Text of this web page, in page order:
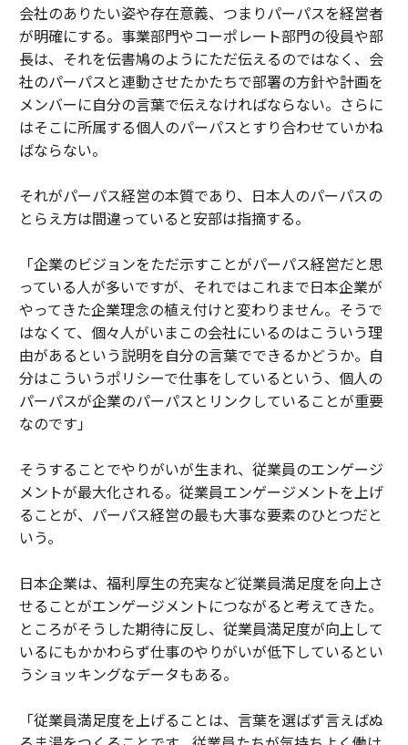
会社のありたい姿や存在意義、つまりパーパスを経営者
が明確にする。事業部門やコーポレート部門の役員や部
長は、それを伝書鳩のようにただ伝えるのではなく、会
社のパーパスと連動させたかたちで部署の方針や計画を
メンバーに自分の言葉で伝えなければならない。さらに
はそこに所属する個人のパーパスとすり合わせていかね
ばならない。
それがパーパス経営の本質であり、日本人のパーパスの
とらえ方は間違っていると安部は指摘する。
「企業のビジョンをただ示すことがパーパス経営だと思
っている人が多いですが、それではこれまで日本企業が
やってきた企業理念の植え付けと変わりません。そうで
はなくて、個々人がいまこの会社にいるのはこういう理
由があるという説明を自分の言葉でできるかどうか。自
分はこういうポリシーで仕事をしているという、個人の
パーパスが企業のパーパスとリンクしていることが重要
なのです」
そうすることでやりがいが生まれ、従業員のエンゲージ
メントが最大化される。従業員エンゲージメントを上げ
ることが、パーパス経営の最も大事な要素のひとつだと
いう。
日本企業は、福利厚生の充実など従業員満足度を向上さ
せることがエンゲージメントにつながると考えてきた。
ところがそうした期待に反し、従業員満足度が向上して
いるにもかかわらず仕事のやりがいが低下しているとい
うショッキングなデータもある。
「従業員満足度を上げることは、言葉を選ばず言えばぬ